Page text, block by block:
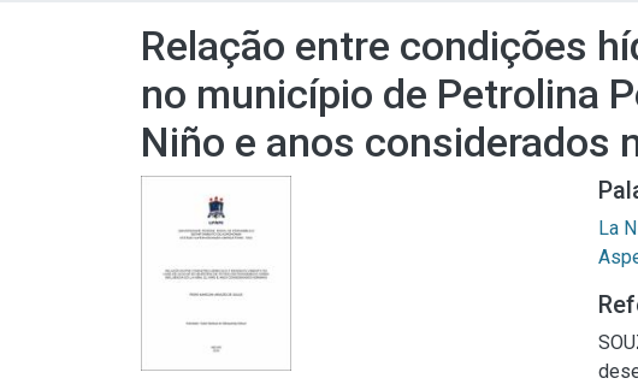
Relação entre condições
no município de Petrolina
Niño e anos considerados
La